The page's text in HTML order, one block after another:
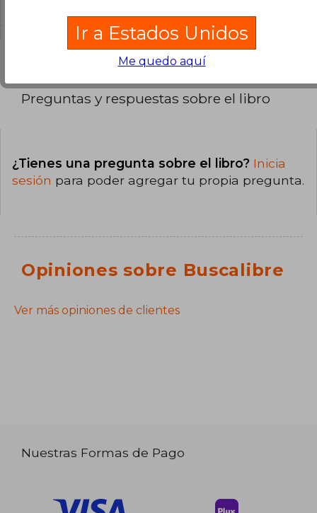
Preguntas y respuestas sobre el libro
¿Tienes una pregunta sobre el libro? Inicia
sesión para poder agregar tu propia pregunta.
Opiniones sobre Buscalibre
Ver más opiniones de clientes
Nuestras Formas de Pago
Ir a Estados Unidos
Me quedo aquí